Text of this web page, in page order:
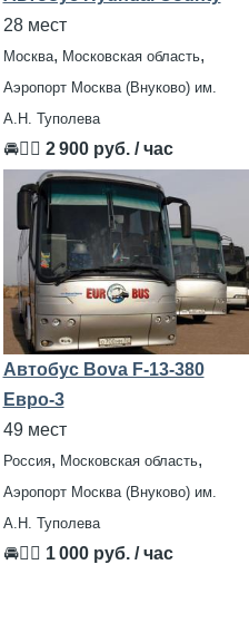
28 мест
Москва, Московская область,
Аэропорт Москва (Внуково) им.
А.Н. Туполева
🚘👨‍✈ 2 900 руб. / час
Автобус Bova F-13-380
Евро-3
49 мест
Россия, Московская область,
Аэропорт Москва (Внуково) им.
А.Н. Туполева
🚘👨‍✈ 1 000 руб. / час